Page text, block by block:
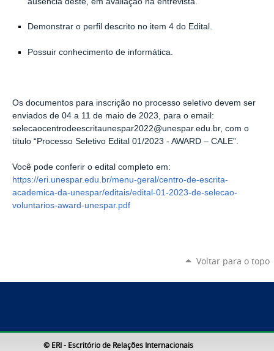
Demonstrar o perfil descrito no item 4 do Edital.
Possuir conhecimento de informática.
Os documentos para inscrição no processo seletivo devem ser
enviados de 04 a 11 de maio de 2023, para o email:
selecaocentrodeescritaunespar2022@unespar.edu.br, com o
título “Processo Seletivo Edital 01/2023 - AWARD – CALE”.
Você pode conferir o edital completo em:
https://eri.unespar.edu.br/menu-geral/centro-de-escrita-
academica-da-unespar/editais/edital-01-2023-de-selecao-
voluntarios-award-unespar.pdf
Voltar para o topo
© ERI - Escritório de Relações Internacionais